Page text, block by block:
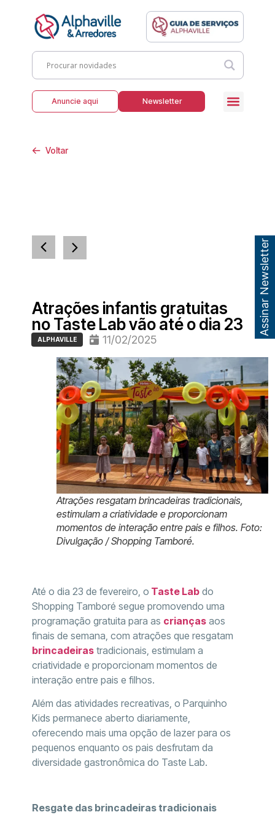
Anuncie aqui Newsletter
Voltar
Atrações infantis gratuitas
no Taste Lab vão até o dia 23
ALPHAVILLE 11/02/2025
Atrações resgatam brincadeiras tradicionais,
estimulam a criatividade e proporcionam
momentos de interação entre pais e filhos. Foto:
Divulgação / Shopping Tamboré.
Até o dia 23 de fevereiro, o Taste Labdo
Shopping Tamboré segue promovendo uma
programação gratuita para as crianças aos
finais de semana, com atrações que resgatam
brincadeiras tradicionais, estimulam a
criatividade e proporcionam momentos de
interação entre pais e filhos.
Além das atividades recreativas, o Parquinho
Kids permanece aberto diariamente,
oferecendo mais uma opção de lazer para os
pequenos enquanto os pais desfrutam da
diversidade gastronômica do Taste Lab.
Resgate das brincadeiras tradicionais
Assinar Newsletter